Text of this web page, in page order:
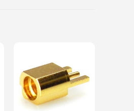
Add to
wishlist